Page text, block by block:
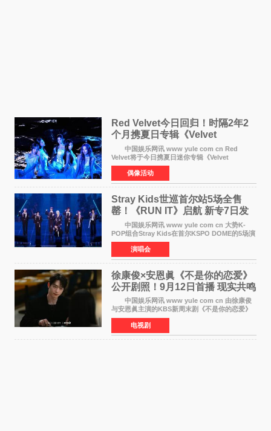
Red Velvet今日回归！时隔2年2
个月携夏日专辑《Velvet
Summer》重启完整体活动
中国娱乐网讯 www yule com cn Red
Velvet将于今日携夏日迷你专辑《Velvet
Summer》时隔2年2个月重启完整体活动。这张
于8月3日发行的专辑，主打柔和成熟氛围的夏日
音乐，收录了成员们想着
偶像活动
Stray Kids世巡首尔站5场全售
罄！《RUN IT》启航 新专7日发
中国娱乐网讯 www yule com cn 大势K-
POP组合Stray Kids在首尔KSPO DOME的5场演
唱会全部售罄，为新世界巡演拉开序幕。据所属
社JYP娱乐透露，Stray Kids于上月25至26日、
29日及本月1至2日
演唱会
徐康俊×安恩眞《不是你的恋爱》
公开剧照！9月12日首播 现实共鸣
罗曼史来袭
中国娱乐网讯 www yule com cn 由徐康俊
与安恩眞主演的KBS新周末剧《不是你的恋爱》
于近日公开首波剧照，正式定档9月12日首
播。 剧照中，徐康俊与安恩眞并肩而坐，眼
神中流露出复杂而微
电视剧